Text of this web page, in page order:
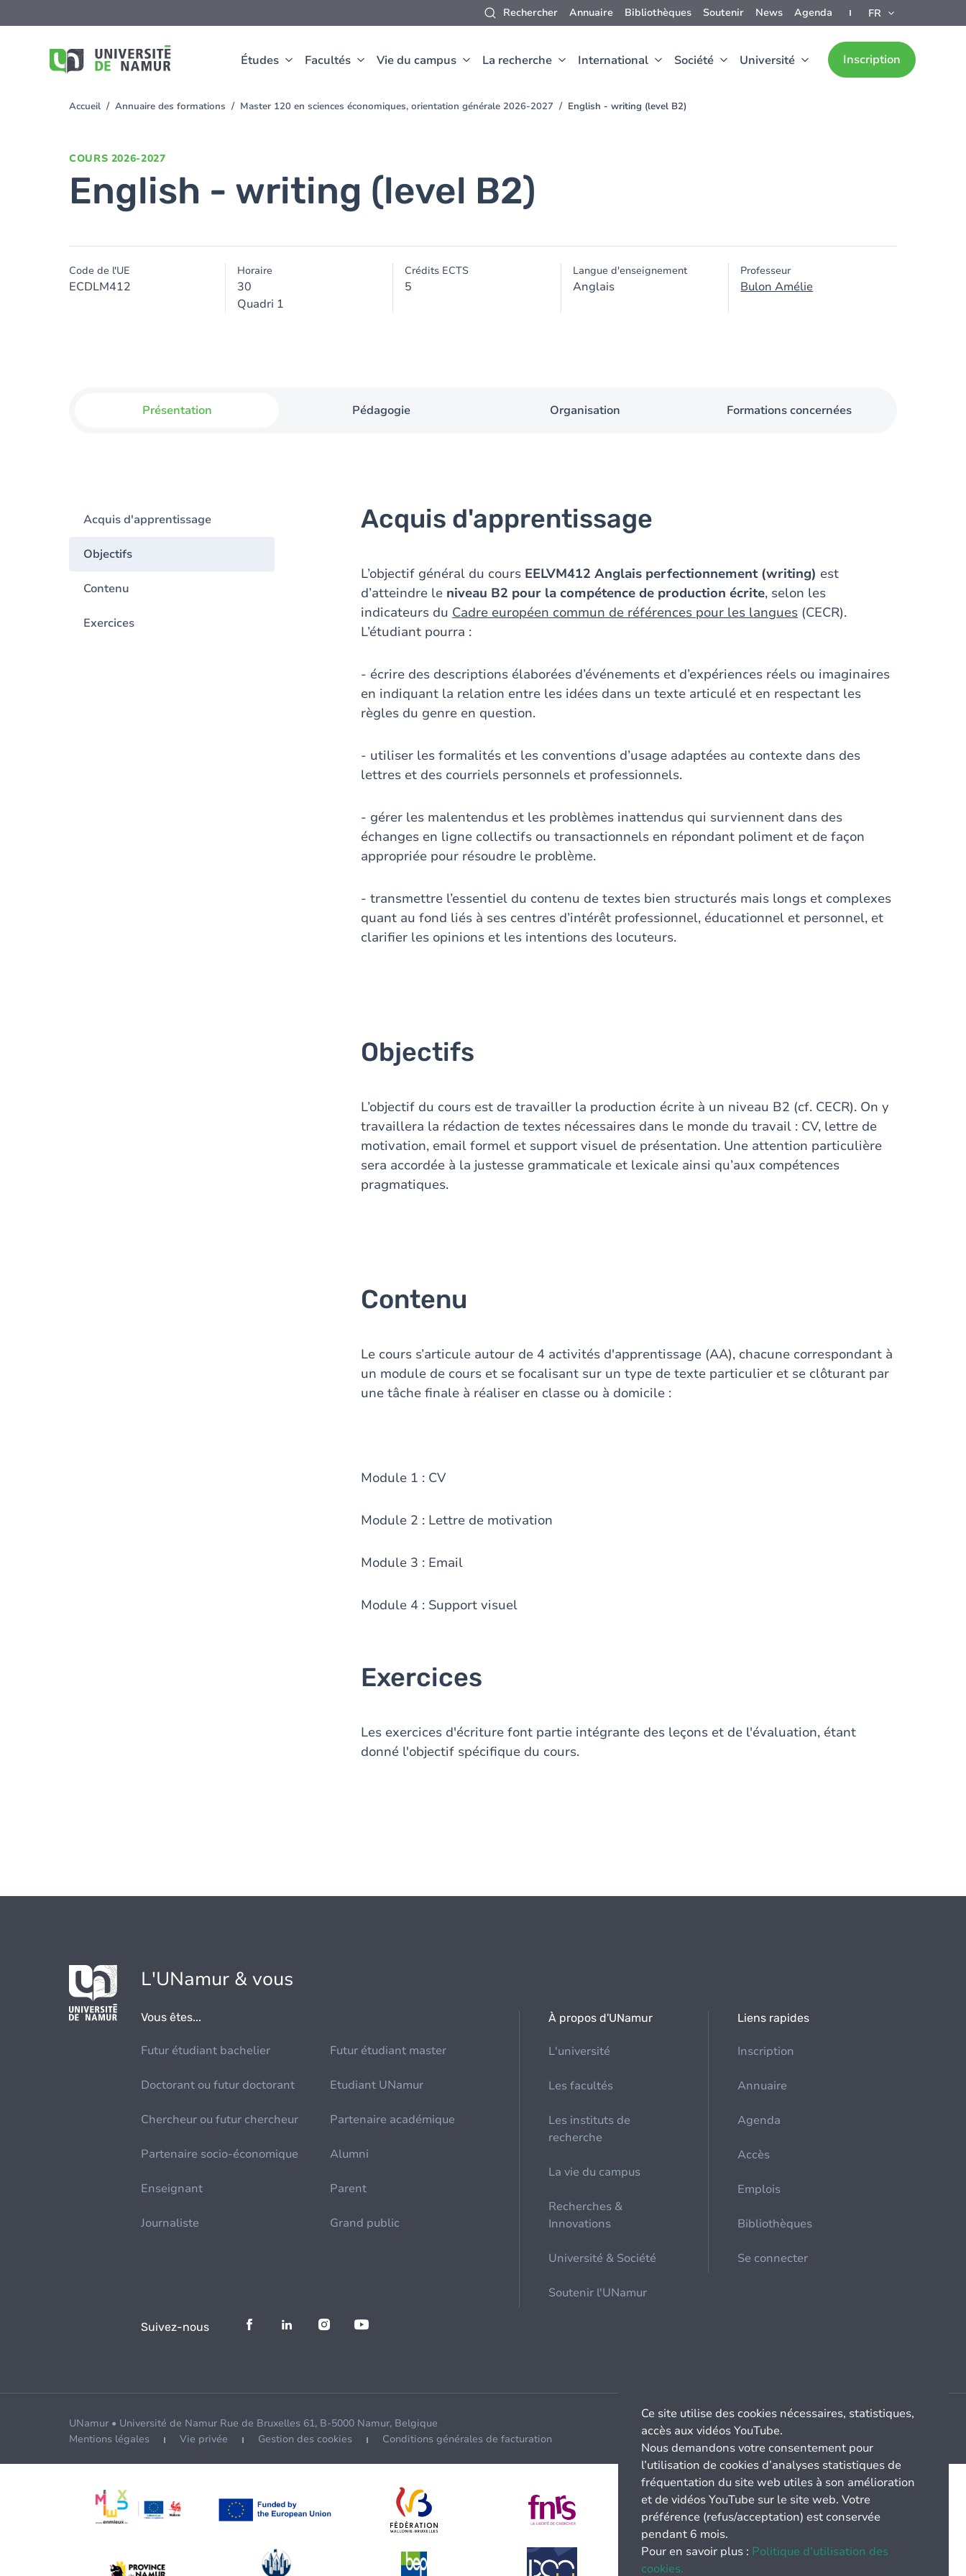
Rechercher Annuaire Bibliothèques Soutenir News Agenda FR
Études Facultés Vie du campus La recherche International Société Université Inscription
au
You
Accueil Annuaire des formations Master 120 en sciences économiques, orientation générale 2026-2027 English - writing (level B2)
COURS 2026-2027
English - writing (level B2)
Code de l'UE
ECDLM412
Horaire
30
Quadri 1
Crédits ECTS
5
Langue d'enseignement
Anglais
Professeur
Bulon Amélie
Présentation Pédagogie Organisation Formations concernées
Acquis d'apprentissage
Objectifs
Contenu
Exercices
Acquis d'apprentissage
L’objectif général du cours EELVM412 Anglais perfectionnement (writing) est
d’atteindre le niveau B2 pour la compétence de production écrite, selon les
indicateurs du Cadre européen commun de références pour les langues (CECR).
L’étudiant pourra :
- écrire des descriptions élaborées d’événements et d’expériences réels ou imaginaires
en indiquant la relation entre les idées dans un texte articulé et en respectant les
règles du genre en question.
- utiliser les formalités et les conventions d’usage adaptées au contexte dans des
lettres et des courriels personnels et professionnels.
- gérer les malentendus et les problèmes inattendus qui surviennent dans des
échanges en ligne collectifs ou transactionnels en répondant poliment et de façon
appropriée pour résoudre le problème.
- transmettre l’essentiel du contenu de textes bien structurés mais longs et complexes
quant au fond liés à ses centres d’intérêt professionnel, éducationnel et personnel, et
clarifier les opinions et les intentions des locuteurs.
Objectifs
L’objectif du cours est de travailler la production écrite à un niveau B2 (cf. CECR). On y
travaillera la rédaction de textes nécessaires dans le monde du travail : CV, lettre de
motivation, email formel et support visuel de présentation. Une attention particulière
sera accordée à la justesse grammaticale et lexicale ainsi qu’aux compétences
pragmatiques.
Contenu
Le cours s’articule autour de 4 activités d'apprentissage (AA), chacune correspondant à
un module de cours et se focalisant sur un type de texte particulier et se clôturant par
une tâche finale à réaliser en classe ou à domicile :
Module 1 : CV
Module 2 : Lettre de motivation
Module 3 : Email
Module 4 : Support visuel
Exercices
Les exercices d'écriture font partie intégrante des leçons et de l'évaluation, étant
donné l'objectif spécifique du cours.
L'UNamur & vous
Vous êtes...
Futur étudiant bachelier Futur étudiant master
Doctorant ou futur doctorant Etudiant UNamur
Chercheur ou futur chercheur Partenaire académique
Partenaire socio-économique Alumni
Enseignant Parent
Journaliste Grand public
À propos d'UNamur
L'université
Les facultés
Les instituts de
recherche
La vie du campus
Recherches &
Innovations
Université & Société
Soutenir l'UNamur
Liens rapides
Inscription
Annuaire
Agenda
Accès
Emplois
Bibliothèques
Se connecter
Suivez-nous
UNamur • Université de Namur Rue de Bruxelles 61, B-5000 Namur, Belgique
Mentions légales
Vie privée Gestion des cookies Conditions générales de facturation
Ce site utilise des cookies nécessaires, statistiques,
accès aux vidéos YouTube.
Nous demandons votre consentement pour
l’utilisation de cookies d’analyses statistiques de
fréquentation du site web utiles à son amélioration
et de vidéos YouTube sur le site web. Votre
préférence (refus/acceptation) est conservée
pendant 6 mois.
Pour en savoir plus : Politique d’utilisation des
cookies.